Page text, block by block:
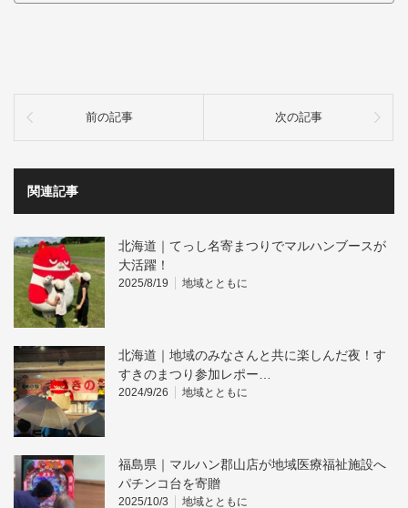
前の記事 次の記事
関連記事
北海道｜てっし名寄まつりでマルハンブースが
大活躍！
2025/8/19 地域とともに
北海道｜地域のみなさんと共に楽しんだ夜！す
すきのまつり参加レポー…
2024/9/26 地域とともに
福島県｜マルハン郡山店が地域医療福祉施設へ
パチンコ台を寄贈
2025/10/3 地域とともに